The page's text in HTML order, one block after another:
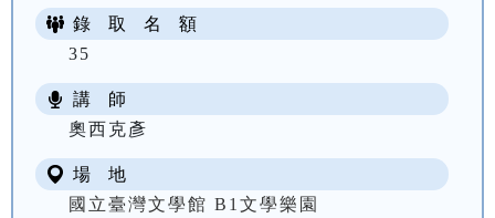
錄 取 名 額
35
講 師
奧西克彥
場 地
國立臺灣文學館 B1文學樂園